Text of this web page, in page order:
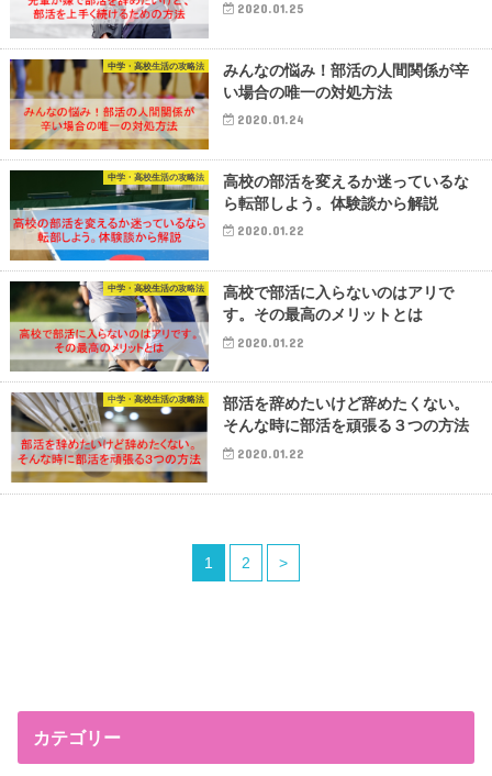
2020.01.25
中学・高校生活の攻略法
みんなの悩み！部活の人間関係が辛
い場合の唯一の対処方法
2020.01.24
中学・高校生活の攻略法
高校の部活を変えるか迷っているな
ら転部しよう。体験談から解説
2020.01.22
中学・高校生活の攻略法
高校で部活に入らないのはアリで
す。その最高のメリットとは
2020.01.22
中学・高校生活の攻略法
部活を辞めたいけど辞めたくない。
そんな時に部活を頑張る３つの方法
2020.01.22
1 2 >
カテゴリー